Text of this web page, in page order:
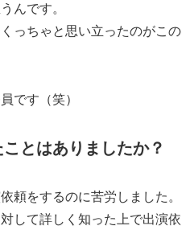
んです。
っちゃと思い立ったのがこの
です（笑）
とはありましたか？
頼をするのに苦労しました。
して詳しく知った上で出演依